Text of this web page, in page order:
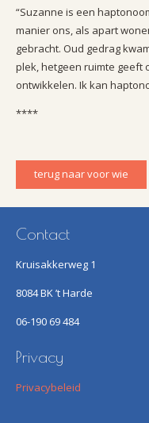
“Suzanne is een
manier ons, als apart
gebracht. Oud gedrag
plek, hetgeen ruimte geeft
ontwikkelen. Ik kan
****
terug naar voor wie
Contact
Kruisakkerweg 1
8084 BK ’t Harde
06-190 69 484
Privacy
Privacybeleid